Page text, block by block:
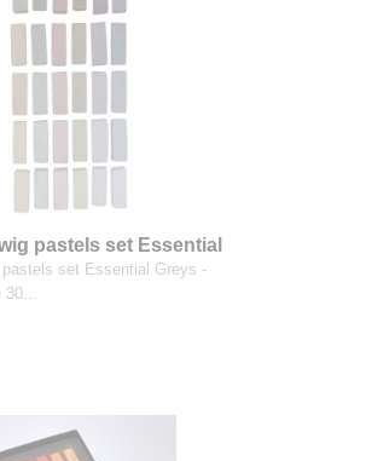
pastels set Essential
Price 30 kleuren
pastels set Essential Greys -
30…